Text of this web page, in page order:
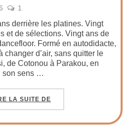
1
derrière les platines. Vingt
et de sélections. Vingt ans de
Formé en autodidacte,
changer d’air, sans quitter le
de Cotonou à Parakou, en
son sens …
LA SUITE DE